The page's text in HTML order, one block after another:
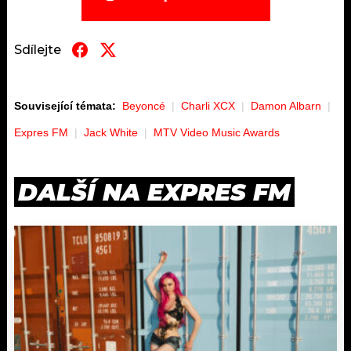
Sdílejte
Související témata: Beyoncé Charli XCX Damon Albarn
Expres FM Jack White MTV Video Music Awards
DALŠÍ NA EXPRES FM